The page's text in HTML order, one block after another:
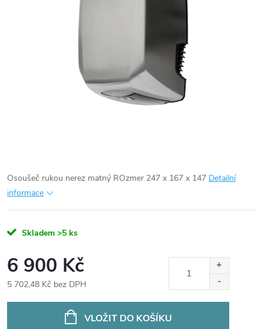
Osoušeč rukou nerez matný ROzmer 247 x 167 x 147 Detailní
informace
Skladem >5 ks
6 900 Kč
5 702,48 Kč bez DPH
VLOŽIT DO KOŠÍKU